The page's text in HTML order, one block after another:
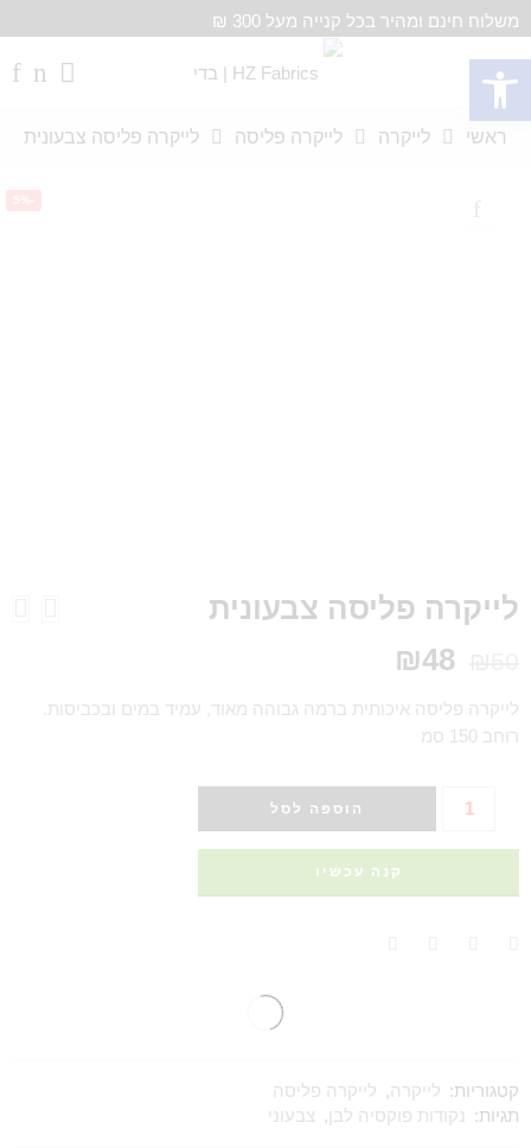
פתח סרגל נגישות
משלוח חינם ומהיר בכל קנייה מעל 300 ₪
ראשי לייקרה לייקרה פליסה לייקרה פליסה צבעונית
-5%
לייקרה פליסה צבעונית
₪48
לייקרה פליסה איכותית ברמה גבוהה מאוד, עמיד במים ובכביסות.
רוחב 150 סמ
הוספה לסל
קנה עכשיו
קטגוריות: לייקרה, לייקרה פליסה
תגיות:
נקודות פוקסיה לבן , צבעוני